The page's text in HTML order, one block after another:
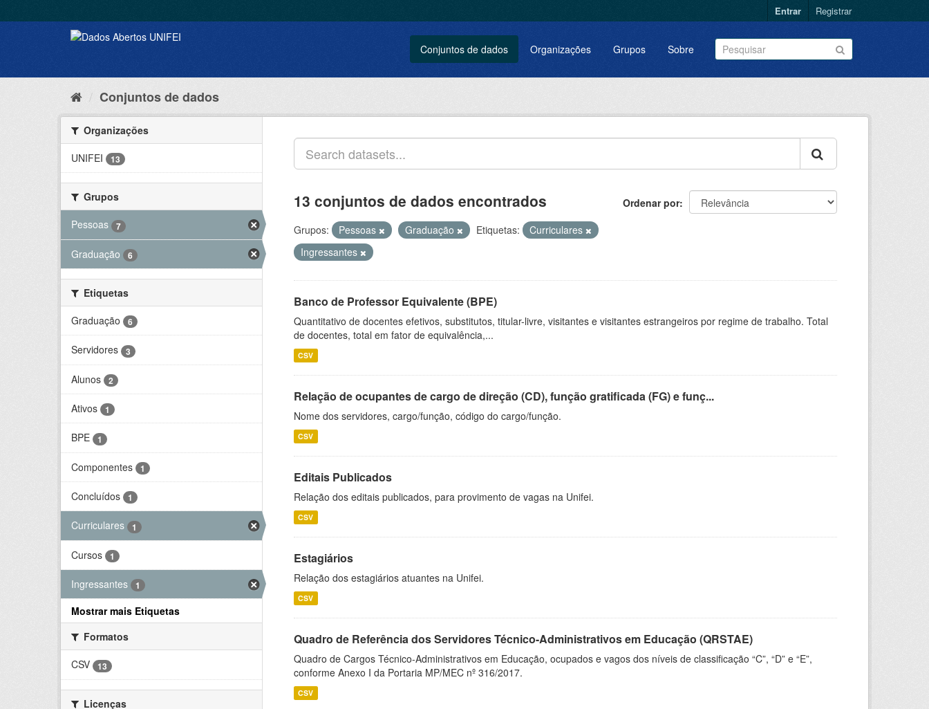
Entrar Registrar
Conjuntos de dados Organizações Grupos Sobre
Conjuntos de dados
Organizações
UNIFEI
13
Grupos
Pessoas
7
Graduação 6
Etiquetas
Graduação
6
Servidores 3
Alunos 2
Ativos 1
BPE 1
Componentes 1
Concluídos 1
Curriculares 1
Cursos 1
Ingressantes 1
Mostrar mais Etiquetas
Formatos
CSV
13
Licenças
Ordenar por
13 conjuntos de dados encontrados
Grupos: Pessoas Graduação Etiquetas:
Curriculares
Ingressantes
Banco de Professor Equivalente (BPE)
Quantitativo de docentes efetivos, substitutos, titular-livre, visitantes e visitantes estrangeiros por regime de trabalho. Total
de docentes, total em fator de equivalência,...
CSV
Relação de ocupantes de cargo de direção (CD), função gratificada (FG) e funç...
Nome dos servidores, cargo/função, código do cargo/função.
CSV
Editais Publicados
Relação dos editais publicados, para provimento de vagas na Unifei.
CSV
Estagiários
Relação dos estagiários atuantes na Unifei.
CSV
Quadro de Referência dos Servidores Técnico-Administrativos em Educação (QRSTAE)
Quadro de Cargos Técnico-Administrativos em Educação, ocupados e vagos dos níveis de classificação “C”, “D” e “E”,
conforme Anexo I da Portaria MP/MEC nº 316/2017.
CSV